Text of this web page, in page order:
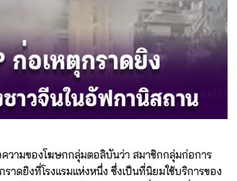
ความของโฆษกกลุ่มตอลิบันว่า สมาชิกกลุ่มก่อการ
าดยิงที่โรงแรมแห่งหนึ่ง ซึ่งเป็นที่นิยมใช้บริการของ